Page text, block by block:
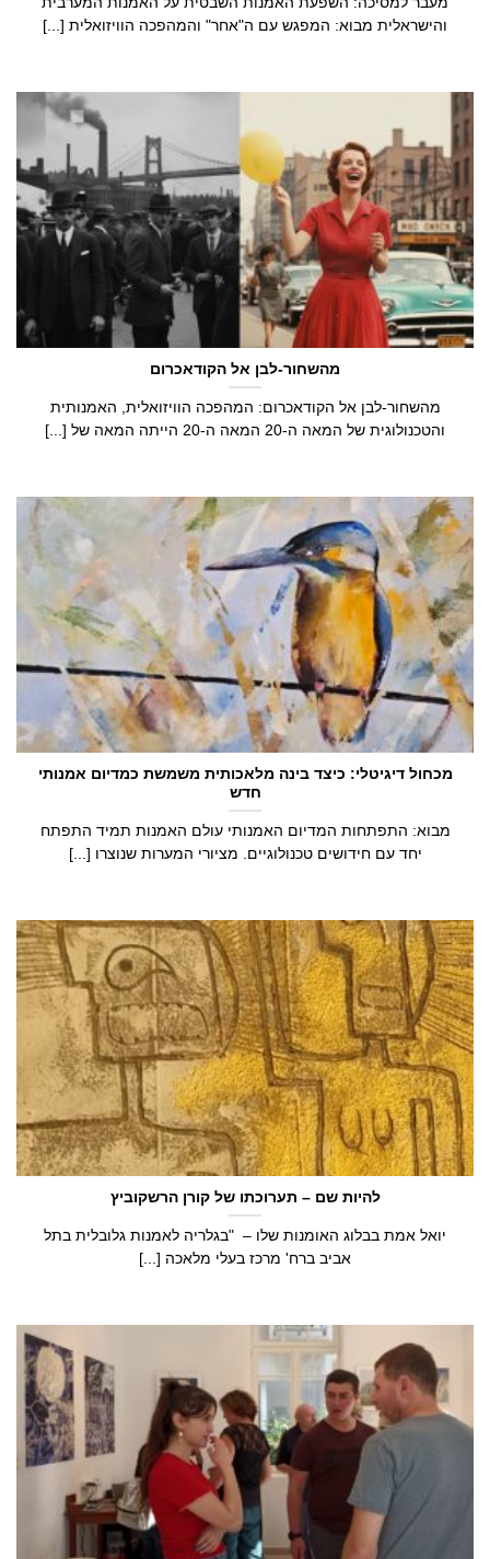
והישראלית מבוא: המפגש עם ה"אחר" והמהפכה הוויזואלית [...]
מהשחור-לבן אל הקודאכרום
מהשחור-לבן אל הקודאכרום: המהפכה הוויזואלית, האמנותית
והטכנולוגית של המאה ה-20 המאה ה-20 הייתה המאה של [...]
מכחול דיגיטלי: כיצד בינה מלאכותית משמשת כמדיום אמנותי
חדש
מבוא: התפתחות המדיום האמנותי עולם האמנות תמיד התפתח
יחד עם חידושים טכנולוגיים. מציורי המערות שנוצרו [...]
להיות שם – תערוכתו של קורן הרשקוביץ
יואל אמת בבלוג האומנות שלו – "בגלריה לאמנות גלובלית בתל
אביב ברח' מרכז בעלי מלאכה [...]